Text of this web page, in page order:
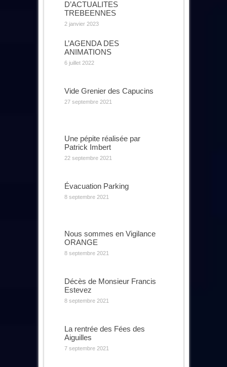
D’ACTUALITES
TREBEENNES
2 janvier 2023
L’AGENDA DES
ANIMATIONS
6 juillet 2022
Vide Grenier des Capucins
27 septembre 2021
Une pépite réalisée par
Patrick Imbert
22 septembre 2021
Évacuation Parking
8 septembre 2021
Nous sommes en Vigilance
ORANGE
8 septembre 2021
Décès de Monsieur Francis
Estevez
8 septembre 2021
La rentrée des Fées des
Aiguilles
7 septembre 2021